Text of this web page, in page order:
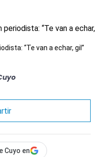
“Te van a echar, gil”
Cuyo en